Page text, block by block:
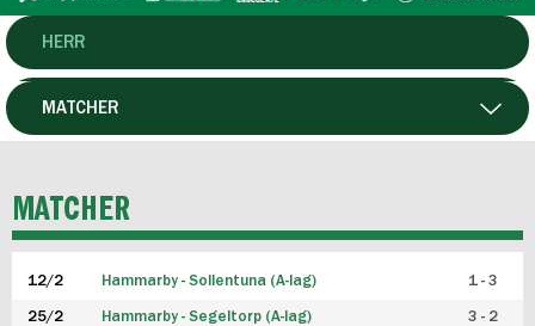
HERR
DAM
P19
F19
MATCHER
MATCHER
12/2 Hammarby - Sollentuna (A-lag) 1 - 3
25/2 Hammarby - Segeltorp (A-lag) 3 - 2